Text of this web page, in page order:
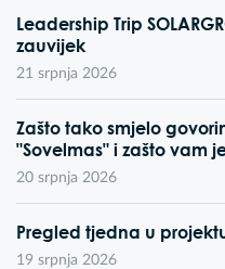
Leadership Trip
zauvijek
21 srpnja 2026
Zašto tako smjelo
"Sovelmas" i zašto vam
20 srpnja 2026
Pregled tjedna u
19 srpnja 2026